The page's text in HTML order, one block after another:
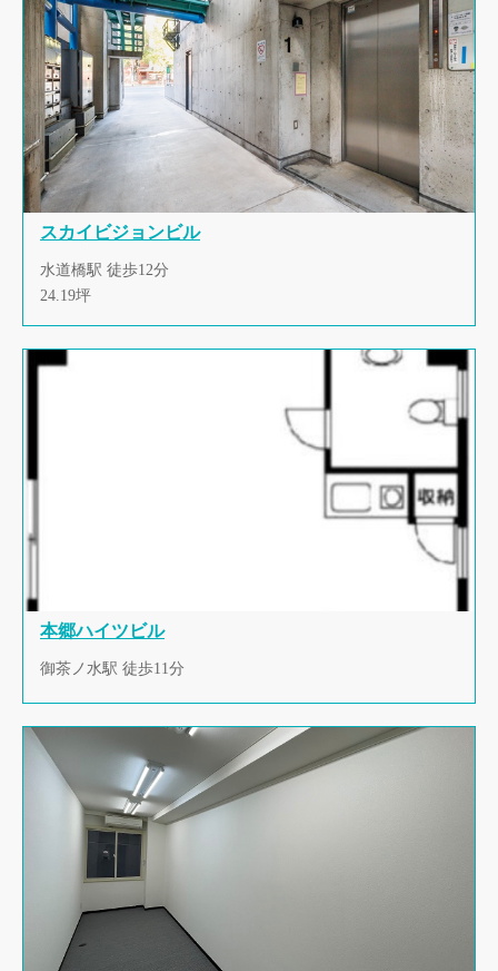
スカイビジョンビル
水道橋駅 徒歩12分
24.19坪
本郷ハイツビル
御茶ノ水駅 徒歩11分